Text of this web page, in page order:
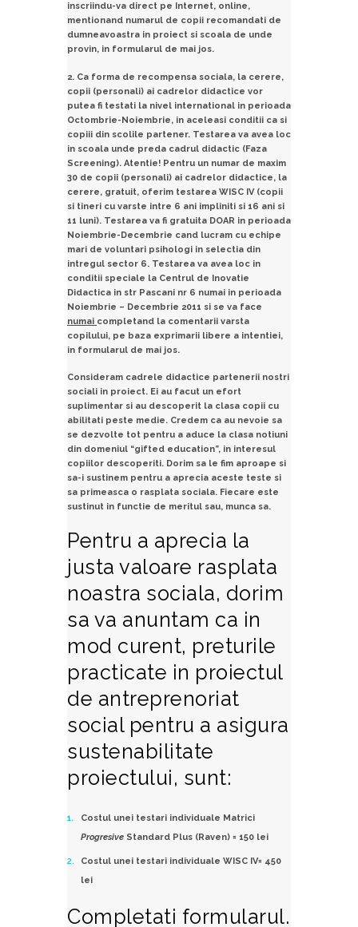
inscriindu-va direct pe Internet, online,
mentionand numarul de copii recomandati de
dumneavoastra in proiect si scoala de unde
provin, in formularul de mai jos.
2. Ca forma de recompensa sociala, la cerere,
copii (personali) ai cadrelor didactice vor
putea fi testati la nivel international in perioada
Octombrie-Noiembrie, in aceleasi conditii ca si
copiii din scolile partener. Testarea va avea loc
in scoala unde preda cadrul didactic (Faza
Screening). Atentie! Pentru un numar de maxim
30 de copii (personali) ai cadrelor didactice, la
cerere, gratuit, oferim testarea WISC IV (copii
si tineri cu varste intre 6 ani impliniti si 16 ani si
11 luni). Testarea va fi gratuita DOAR in perioada
Noiembrie-Decembrie cand lucram cu echipe
mari de voluntari psihologi in selectia din
intregul sector 6. Testarea va avea loc in
conditii speciale la Centrul de Inovatie
Didactica in str Pascani nr 6 numai in perioada
Noiembrie – Decembrie 2011 si se va face
numai completand la comentarii varsta
copilului, pe baza exprimarii libere a intentiei,
in formularul de mai jos.
Consideram cadrele didactice partenerii nostri
sociali in proiect. Ei au facut un efort
suplimentar si au descoperit la clasa copii cu
abilitati peste medie. Credem ca au nevoie sa
se dezvolte tot pentru a aduce la clasa notiuni
din domeniul “gifted education”, in interesul
copiilor descoperiti. Dorim sa le fim aproape si
sa-i sustinem pentru a aprecia aceste teste si
sa primeasca o rasplata sociala. Fiecare este
sustinut in functie de meritul sau, munca sa.
Pentru a aprecia la
justa valoare rasplata
noastra sociala, dorim
sa va anuntam ca in
mod curent, preturile
practicate in proiectul
de antreprenoriat
social pentru a asigura
sustenabilitate
proiectului, sunt:
Costul unei testari individuale Matrici
Progresive Standard Plus (Raven) = 150 lei
Costul unei testari individualeWISC IV= 450
lei
Completati formularul.